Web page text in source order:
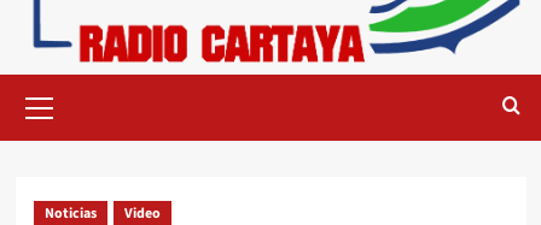
Noticias Video